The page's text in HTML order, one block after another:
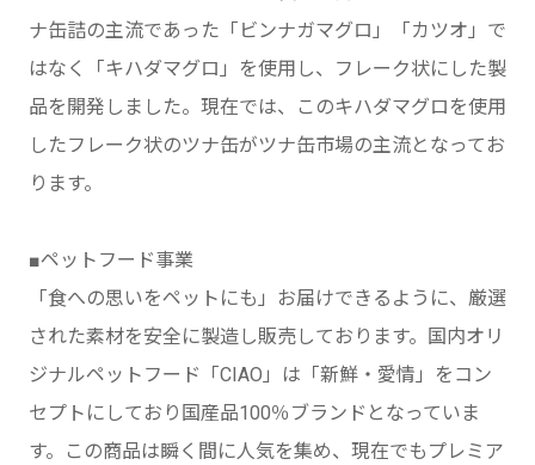
ナ缶詰の主流であった「ビンナガマグロ」「カツオ」で
はなく「キハダマグロ」を使用し、フレーク状にした製
品を開発しました。現在では、このキハダマグロを使用
したフレーク状のツナ缶がツナ缶市場の主流となってお
ります。
■ペットフード事業
「食への思いをペットにも」お届けできるように、厳選
された素材を安全に製造し販売しております。国内オリ
ジナルペットフード「CIAO」は「新鮮・愛情」をコン
セプトにしており国産品100％ブランドとなっていま
す。この商品は瞬く間に人気を集め、現在でもプレミア